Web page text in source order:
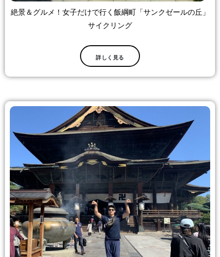
絶景＆グルメ！女子だけで行く飯綱町「サンクゼールの丘」
サイクリング
詳しく見る